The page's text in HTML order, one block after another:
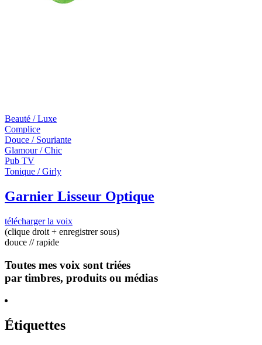
Beauté / Luxe
Complice
Douce / Souriante
Glamour / Chic
Pub TV
Tonique / Girly
Garnier Lisseur Optique
télécharger la voix
(clique droit + enregistrer sous)
douce // rapide
Toutes mes voix sont triées
par timbres, produits ou médias
Étiquettes